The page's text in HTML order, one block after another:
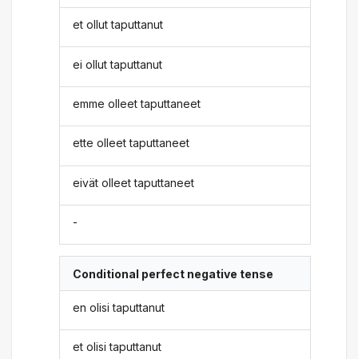
et ollut taputtanut
ei ollut taputtanut
emme olleet taputtaneet
ette olleet taputtaneet
eivät olleet taputtaneet
-
Conditional perfect negative tense
en olisi taputtanut
et olisi taputtanut